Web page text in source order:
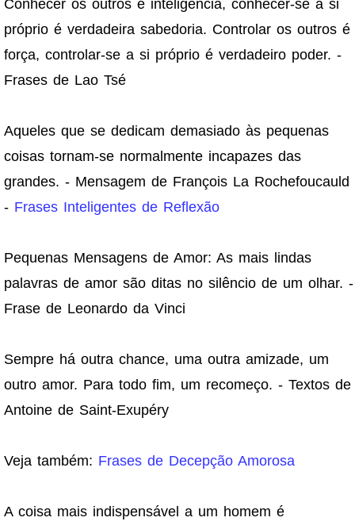
Conhecer os outros é inteligência, conhecer-se a si
próprio é verdadeira sabedoria. Controlar os outros é
força, controlar-se a si próprio é verdadeiro poder. -
Frases de Lao Tsé
Aqueles que se dedicam demasiado às pequenas
coisas tornam-se normalmente incapazes das
grandes. - Mensagem de François La Rochefoucauld
- Frases Inteligentes de Reflexão
Pequenas Mensagens de Amor: As mais lindas
palavras de amor são ditas no silêncio de um olhar. -
Frase de Leonardo da Vinci
Sempre há outra chance, uma outra amizade, um
outro amor. Para todo fim, um recomeço. - Textos de
Antoine de Saint-Exupéry
Veja também: Frases de Decepção Amorosa
A coisa mais indispensável a um homem é